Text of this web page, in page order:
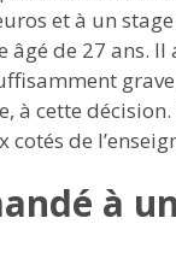
et à un
âgé de 27 ans.
à cette
de
à